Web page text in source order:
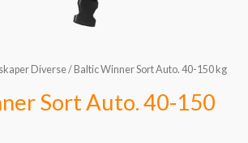
Diverse/ Baltic Winner Sort Auto. 40-150 kg
Sort Auto. 40-150